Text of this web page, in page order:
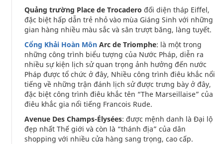
Quảng trường Place de Trocadero đối diện tháp Eiffel,
đặc biệt hấp dẫn trẻ nhỏ vào mùa Giáng Sinh với những
gian hàng nhiều màu sắc và sân trượt băng, làng tuyết.
Cổng Khải Hoàn Môn Arc de Triomphe: là một trong
những công trình biểu tượng của Nước Pháp, diễn ra
nhiều sự kiện lịch sử quan trọng ảnh hưởng đến nước
Pháp được tổ chức ở đây, Nhiều công trình điêu khắc nổi
tiếng về những trận đánh lịch sử được trưng bày ở đây,
đặc biệt công trình điêu khắc tên “The Marseillaise” của
điêu khắc gia nổi tiếng Francois Rude.
Avenue Des Champs-Élysées: được mệnh danh là Đại lộ
đẹp nhất Thế giới và còn là “thánh địa” của dân
shopping với nhiều cửa hàng sang trọng, cao cấp.